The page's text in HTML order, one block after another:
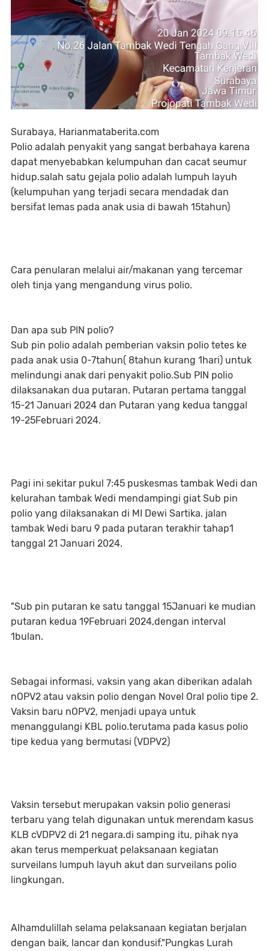
Surabaya, Harianmataberita.com
Polio adalah penyakit yang sangat berbahaya karena
dapat menyebabkan kelumpuhan dan cacat seumur
hidup.salah satu gejala polio adalah lumpuh layuh
(kelumpuhan yang terjadi secara mendadak dan
bersifat lemas pada anak usia di bawah 15tahun)
Cara penularan melalui air/makanan yang tercemar
oleh tinja yang mengandung virus polio.
Dan apa sub PIN polio?
Sub pin polio adalah pemberian vaksin polio tetes ke
pada anak usia 0-7tahun( 8tahun kurang 1hari) untuk
melindungi anak dari penyakit polio.Sub PIN polio
dilaksanakan dua putaran. Putaran pertama tanggal
15-21 Januari 2024 dan Putaran yang kedua tanggal
19-25Februari 2024.
Pagi ini sekitar pukul 7:45 puskesmas tambak Wedi dan
kelurahan tambak Wedi mendampingi giat Sub pin
polio yang dilaksanakan di MI Dewi Sartika. jalan
tambak Wedi baru 9 pada putaran terakhir tahap1
tanggal 21 Januari 2024.
"Sub pin putaran ke satu tanggal 15Januari ke mudian
putaran kedua 19Februari 2024,dengan interval
1bulan.
Sebagai informasi, vaksin yang akan diberikan adalah
nOPV2 atau vaksin polio dengan Novel Oral polio tipe 2.
Vaksin baru nOPV2, menjadi upaya untuk
menanggulangi KBL polio.terutama pada kasus polio
tipe kedua yang bermutasi (VDPV2)
Vaksin tersebut merupakan vaksin polio generasi
terbaru yang telah digunakan untuk merendam kasus
KLB cVDPV2 di 21 negara.di samping itu, pihak nya
akan terus memperkuat pelaksanaan kegiatan
surveilans lumpuh layuh akut dan surveilans polio
lingkungan.
Alhamdulillah selama pelaksanaan kegiatan berjalan
dengan baik, lancar dan kondusif."Pungkas Lurah